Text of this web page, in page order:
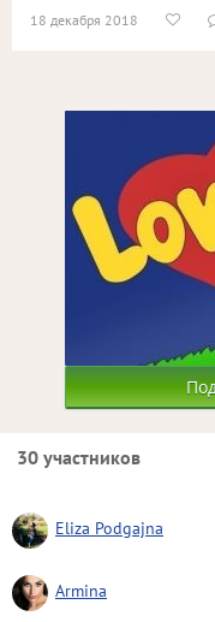
18 декабря 2018 
30 участников
Eliza Podgajna
Armina